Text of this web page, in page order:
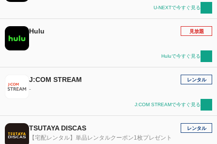
U-NEXTで今すぐ見る
Hulu 見放題
Huluで今すぐ見る
J:COM STREAM
-
レンタル
J:COM STREAMで今すぐ見る
TSUTAYA DISCAS
【宅配レンタル】単品レンタルクーポン1枚プレゼント
レンタル